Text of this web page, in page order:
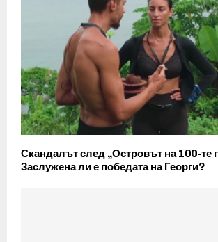
Скандалът след „Островът на 100-те
Заслужена ли е победата на Георги?